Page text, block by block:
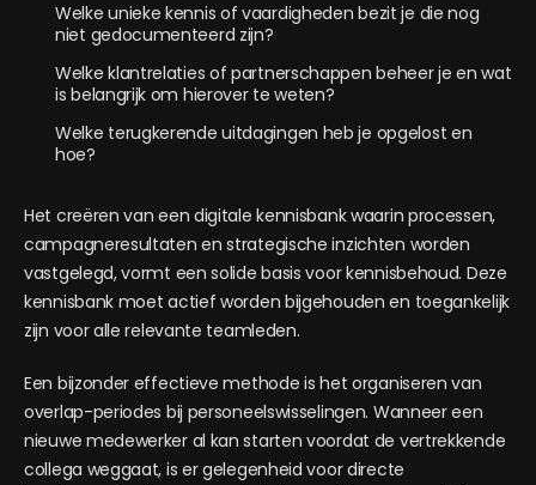
Welke unieke kennis of vaardigheden bezit je die nog
niet gedocumenteerd zijn?
Welke klantrelaties of partnerschappen beheer je en wat
is belangrijk om hierover te weten?
Welke terugkerende uitdagingen heb je opgelost en
hoe?
Het creëren van een digitale kennisbank waarin processen,
campagneresultaten en strategische inzichten worden
vastgelegd, vormt een solide basis voor kennisbehoud. Deze
kennisbank moet actief worden bijgehouden en toegankelijk
zijn voor alle relevante teamleden.
Een bijzonder effectieve methode is het organiseren van
overlap-periodes bij personeelswisselingen. Wanneer een
nieuwe medewerker al kan starten voordat de vertrekkende
collega weggaat, is er gelegenheid voor directe